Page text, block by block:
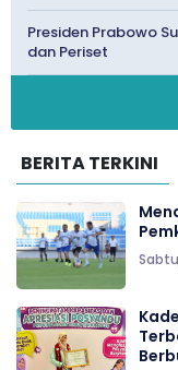
Presiden Prabowo
dan Periset
BERITA TERKINI